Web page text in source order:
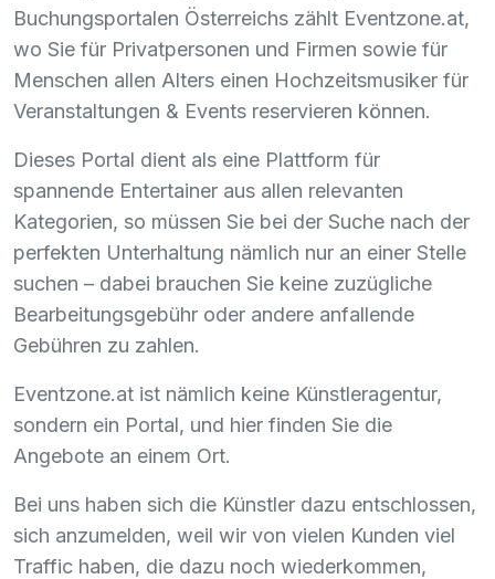
Buchungsportalen Österreichs zählt Eventzone.at,
wo Sie für Privatpersonen und Firmen sowie für
Menschen allen Alters einen Hochzeitsmusiker für
Veranstaltungen & Events reservieren können.
Dieses Portal dient als eine Plattform für
spannende Entertainer aus allen relevanten
Kategorien, so müssen Sie bei der Suche nach der
perfekten Unterhaltung nämlich nur an einer Stelle
suchen – dabei brauchen Sie keine zuzügliche
Bearbeitungsgebühr oder andere anfallende
Gebühren zu zahlen.
Eventzone.at ist nämlich keine Künstleragentur,
sondern ein Portal, und hier finden Sie die
Angebote an einem Ort.
Bei uns haben sich die Künstler dazu entschlossen,
sich anzumelden, weil wir von vielen Kunden viel
Traffic haben, die dazu noch wiederkommen,